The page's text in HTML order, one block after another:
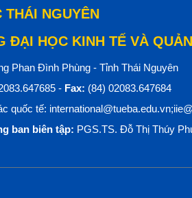
THÁI NGUYÊN
ĐẠI HỌC KINH TẾ VÀ
Phan Đình Phùng - Tỉnh Thái Nguyên
- Fax: (84) 02083.647684
quốc tế:
ban biên tập: PGS.TS. Đỗ Thị Thúy